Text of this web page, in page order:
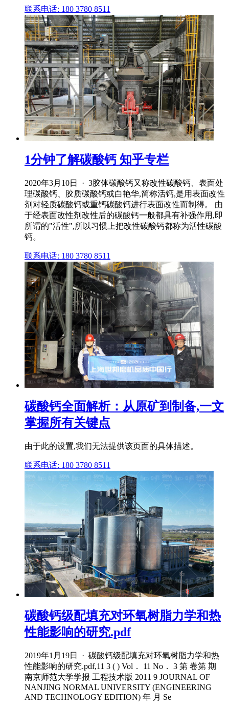
联系电话: 180 3780 8511
1分钟了解碳酸钙 知乎专栏
2020年3月10日 · 3胶体碳酸钙又称改性碳酸钙、表面处
理碳酸钙、胶质碳酸钙或白艳华,简称活钙,是用表面改性
剂对轻质碳酸钙或重钙碳酸钙进行表面改性而制得。 由
于经表面改性剂改性后的碳酸钙一般都具有补强作用,即
所谓的"活性",所以习惯上把改性碳酸钙都称为活性碳酸
钙。
联系电话: 180 3780 8511
碳酸钙全面解析：从原矿到制备,一文
掌握所有关键点
由于此的设置,我们无法提供该页面的具体描述。
联系电话: 180 3780 8511
碳酸钙级配填充对环氧树脂力学和热
性能影响的研究.pdf
2019年1月19日 · 碳酸钙级配填充对环氧树脂力学和热
性能影响的研究.pdf,11 3 ( ) Vol． 11 No． 3 第 卷第 期
南京师范大学学报 工程技术版 2011 9 JOURNAL OF
NANJING NORMAL UNIVERSITY (ENGINEERING
AND TECHNOLOGY EDITION) 年 月 Se